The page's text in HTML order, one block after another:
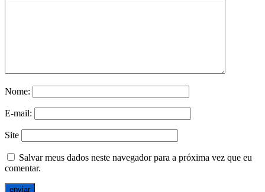
Nome:
E-mail:
Site
Salvar meus dados neste navegador para a próxima vez que eu
comentar.